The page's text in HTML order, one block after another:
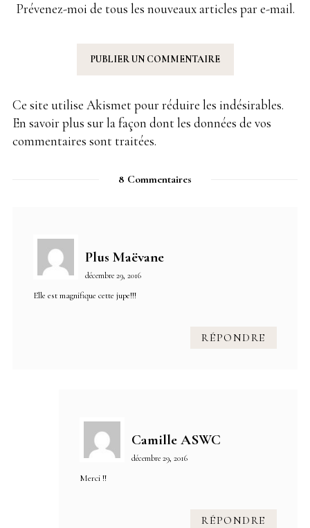
Prévenez-moi de tous les nouveaux articles par e-mail.
Ce site utilise Akismet pour réduire les indésirables.
En savoir plus sur la façon dont les données de vos
commentaires sont traitées.
8 Commentaires
Plus Maëvane
décembre 29, 2016
Elle est magnifique cette jupe!!!
RÉPONDRE
Camille ASWC
décembre 29, 2016
Merci !!
RÉPONDRE